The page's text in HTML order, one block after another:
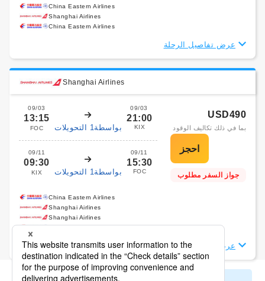
China Eastern Airlines
Shanghai Airlines
China Eastern Airlines
عرض تفاصيل الرحلة
Shanghai Airlines
09/03
13:15
FOC بواسطة1 التحويلات
09/03
21:00
KIX
09/11
09:30
KIX بواسطة1 التحويلات
09/11
15:30
FOC
USD490
بما في ذلك تكاليف الوقود
جواز السفر مطلوب
China Eastern Airlines
Shanghai Airlines
Shanghai Airlines
China Eastern Airlines
عرض تفاصيل الرحلة